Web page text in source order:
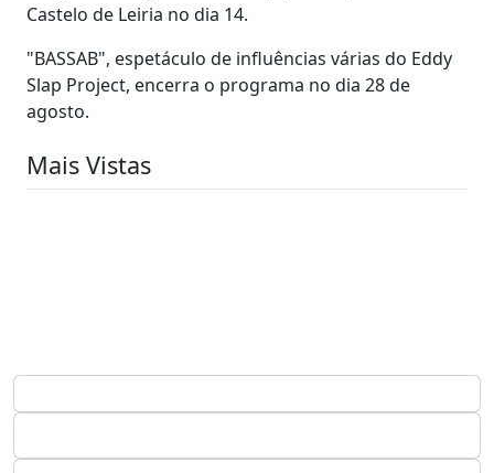
Castelo de Leiria no dia 14.
"BASSAB", espetáculo de influências várias do Eddy
Slap Project, encerra o programa no dia 28 de
agosto.
Mais Vistas